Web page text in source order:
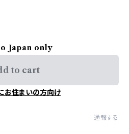
Japan only
to cart
お住まいの方向け
通報する